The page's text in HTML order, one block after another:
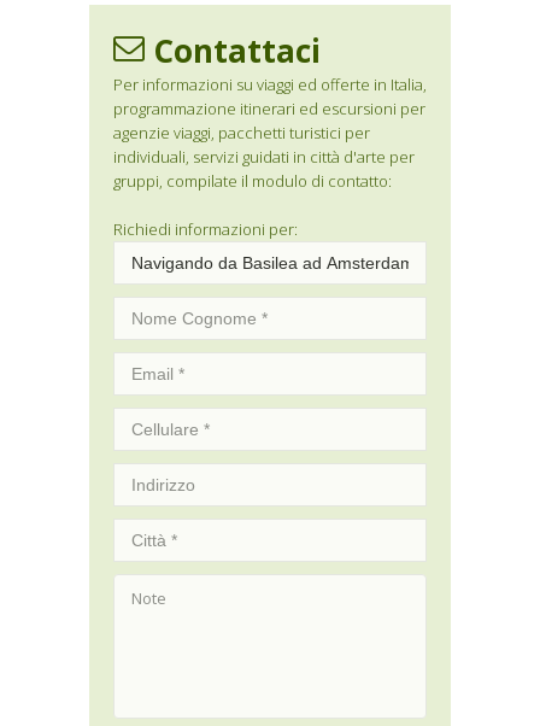
Contattaci
Per informazioni su viaggi ed offerte in Italia,
programmazione itinerari ed escursioni per
agenzie viaggi, pacchetti turistici per
individuali, servizi guidati in città d'arte per
gruppi, compilate il modulo di contatto:
Richiedi informazioni per: